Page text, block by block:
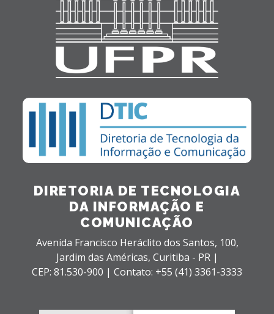
DIRETORIA DE TECNOLOGIA
DA INFORMAÇÃO E
COMUNICAÇÃO
Avenida Francisco Heráclito dos Santos, 100,
Jardim das Américas, Curitiba - PR |
CEP: 81.530-900 | Contato: +55 (41) 3361-3333